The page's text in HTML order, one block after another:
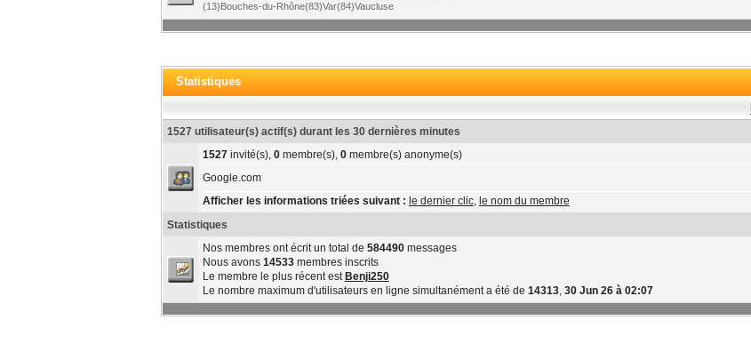
(13)Bouches-du-Rhône(83)Var(84)Vaucluse
Statistiques
1527 utilisateur(s) actif(s) durant les 30 dernières minutes
1527invité(s), 0membre(s), 0membre(s) anonyme(s)
Google.com
Afficher les informations triées suivant : le dernier clic, le nom du membre
Statistiques
Nos membres ont écrit un total de 584490messages
Nous avons 14533membres inscrits
Le membre le plus récent est Benji250
Le nombre maximum d'utilisateurs en ligne simultanément a été de 14313, 30 Jun 26 à 02:07